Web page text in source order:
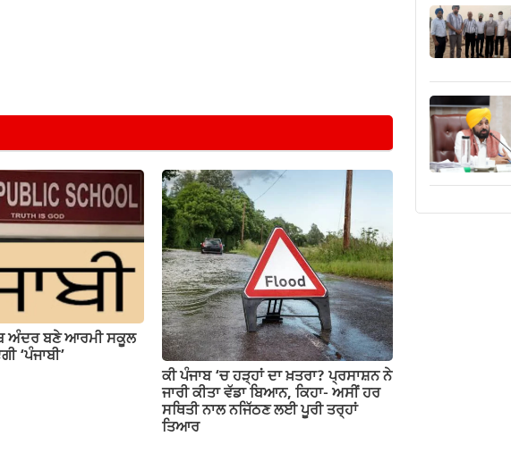
ਅੰਦਰ ਬਣੇ ਆਰਮੀ ਸਕੂਲ
‘ਪੰਜਾਬੀ’
ਕੀ ਪੰਜਾਬ ‘ਚ ਹੜ੍ਹਾਂ ਦਾ ਖ਼ਤਰਾ? ਪ੍ਰਸਾਸ਼ਨ ਨੇ
ਜਾਰੀ ਕੀਤਾ ਵੱਡਾ ਬਿਆਨ, ਕਿਹਾ- ਅਸੀਂ ਹਰ
ਸਥਿਤੀ ਨਾਲ ਨਜਿੱਠਣ ਲਈ ਪੂਰੀ ਤਰ੍ਹਾਂ
ਤਿਆਰ